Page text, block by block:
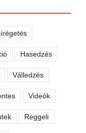
Hasedzés
Válledzés
Videók
Reggeli